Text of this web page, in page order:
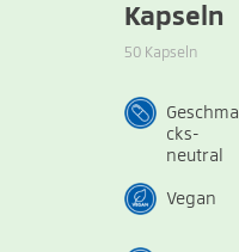
Kapseln
50 Kapseln
Geschma
cks-
neutral
Vegan